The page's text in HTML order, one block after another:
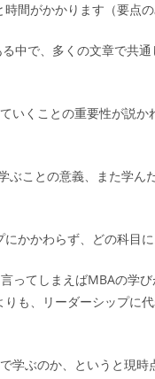
間がかかります（要点
中で、多くの文章で共
いくことの重要性が説
ぶことの意義、また学ん
かかわらず、どの科目
ってしまえばMBAの学
りも、リーダーシップに
学ぶのか、というと現時